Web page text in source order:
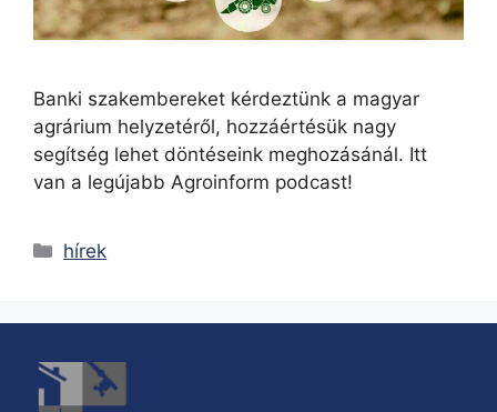
Banki szakembereket kérdeztünk a magyar
agrárium helyzetéről, hozzáértésük nagy
segítség lehet döntéseink meghozásánál. Itt
van a legújabb Agroinform podcast!
hírek